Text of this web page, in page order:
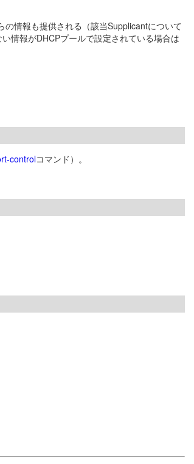
情報も提供される（該当Supplicantについて
情報がDHCPプールで設定されている場合は
controlコマンド）。